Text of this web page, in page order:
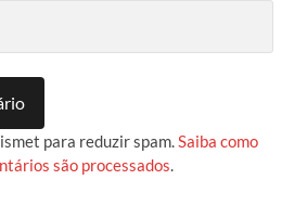
para reduzir spam.Saiba como
são processados.